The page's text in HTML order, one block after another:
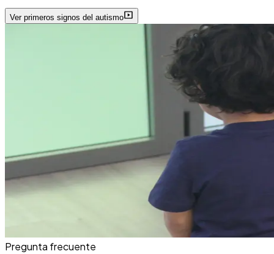
Ver primeros signos del autismo
Pregunta frecuente